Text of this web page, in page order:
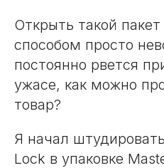
Открыть такой
способом просто
постоянно рвется
ужасе, как можно
товар?
Я начал
Lock в упаковке